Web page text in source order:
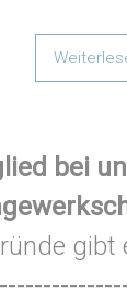
bei
gibt